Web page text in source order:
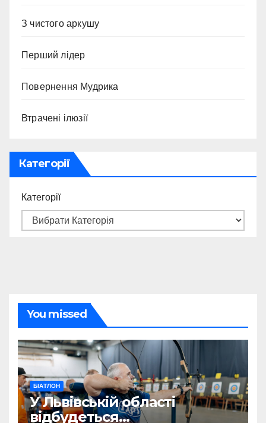
З чистого аркушу
Перший лідер
Повернення Мудрика
Втрачені ілюзії
Категорії
Категорії
You missed
БІАТЛОН
У Львівській області
відбудеться